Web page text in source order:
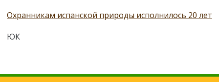
Охранникам испанской природы исполнилось 20 лет
ЮК